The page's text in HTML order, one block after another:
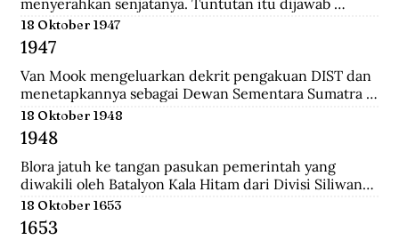
sementara kaum muda seperti Tjipto Mangunkusumo
dan Soetomo justru menghendaki pendidikan bagi
seluruh rakyat.
dengan giatnya pembentukan laskar-laskar di Medan
dan sekitarnya, seperti Berastagi dan Pematang
Siantar. Anggota laskar bahkan mencari senjata yang
dibuang Jepang ke dasar laut, dekat pelabuhan
Belawan.
18 Oktober 1947
1947
Van Mook mengeluarkan dekrit pengakuan DIST dan
menetapkannya sebagai Dewan Sementara Sumatra
Timur. Republik mengecam pembentukan NST,
menyebut para pemimpinnya sebagai “boneka”
Belanda. Untuk menghalau propaganda Republik, NST
membuat suratkabar Mestika dan majalah Medan
Buletin. Program utama NST dalam sektor ekonomi
adalah pemulihan kembali perkebunan dan hak
istimewa penduduk asli atas tanah.
18 Oktober 1948
1948
Blora jatuh ke tangan pasukan pemerintah yang
diwakili oleh Batalyon Kala Hitam dari Divisi Siliwangi.
Seperti biasanya, saat pembebasan sebuah kawasan,
terdapat sejumlah musuh yang menjadi tawanan.
18 Oktober 1653
1653